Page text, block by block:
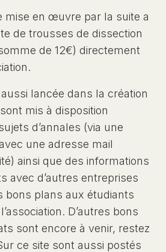
mise en œuvre par la suite a
de trousses de dissection
de 12€) directement
aussi lancée dans la création
mis à disposition
d’annales (via une
une adresse mail
ainsi que des informations
avec d’autres entreprises
bons plans aux étudiants
D’autres bons
sont encore à venir, restez
ce site sont aussi postés